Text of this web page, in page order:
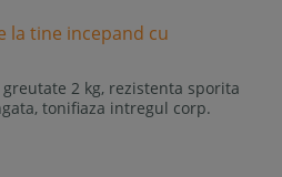
la tine incepand cu
2 kg, rezistenta sporita
tonifiaza intregul corp.